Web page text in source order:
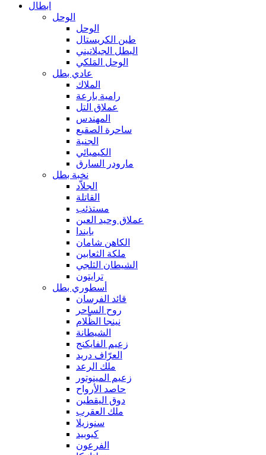
ابطال
الوحل
الوحل
طين الكريستال
البطل الجيلاتيني
الوحل المَلكي
عادي بطل
الملاك
رامية بارعة
عملاق التل
المهندس
ساحرة الصقيع
الجنية
الكيميائي
مارودر السارق
نخبة بطل
الجلاّد
القاتلة
مستذئب
عملاق وحيد العين
بايندا
الكاهن شامان
ملكة الثعابين
الشيطان الثلجي
ترايتون
أسطوري بطل
قائد الفرسان
روح الساحر
نينجا الظّلام
الشيطانة
زعيم الفايكنج
العرّاف دريد
ملك الرعد
زعيم المينوتور
حاصد الأرواح
دوق اليقطين
ملك العقرب
سنوزيلا
كيوبيد
الفرعون